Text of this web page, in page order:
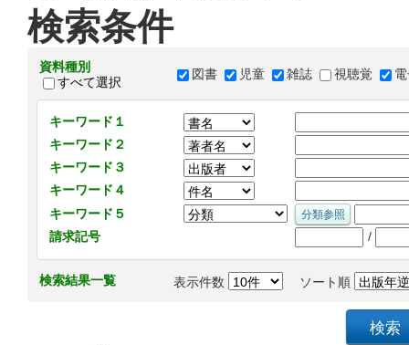
検索条件
資料種別
すべて選択
図書 児童 雑誌 視聴覚
キーワード１
キーワード２
キーワード３
キーワード４
キーワード５
請求記号
/
検索結果一覧 表示件数 ソート順